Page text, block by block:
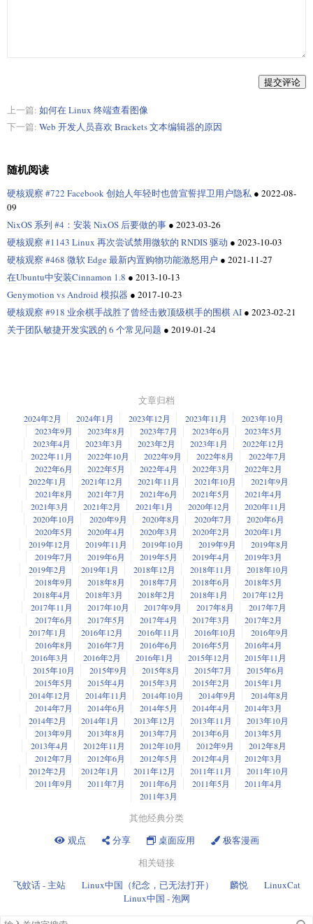
提交评论
上一篇: 如何在 Linux 终端查看图像
下一篇: Web 开发人员喜欢 Brackets 文本编辑器的原因
随机阅读
硬核观察 #722 Facebook 创始人年轻时也曾宣誓捍卫用户隐私 ● 2022-08-
09
NixOS 系列 #4：安装 NixOS 后要做的事 ● 2023-03-26
硬核观察 #1143 Linux 再次尝试禁用微软的 RNDIS 驱动 ● 2023-10-03
硬核观察 #468 微软 Edge 最新内置购物功能激怒用户 ● 2021-11-27
在Ubuntu中安装Cinnamon 1.8 ● 2013-10-13
Genymotion vs Android 模拟器 ● 2017-10-23
硬核观察 #918 业余棋手战胜了曾经击败顶级棋手的围棋 AI ● 2023-02-21
关于团队敏捷开发实践的 6 个常见问题 ● 2019-01-24
文章归档
2024年2月 2024年1月 2023年12月 2023年11月
2023年10月
2023年9月
2023年8月 2023年7月 2023年6月
2023年5月
2023年4月
2023年3月 2023年2月 2023年1月
2022年12月
2022年11月
2022年10月 2022年9月 2022年8月
2022年7月
2022年6月
2022年5月 2022年4月 2022年3月
2022年2月
2022年1月
2021年12月 2021年11月 2021年10月
2021年9月
2021年8月
2021年7月 2021年6月 2021年5月
2021年4月
2021年3月
2021年2月 2021年1月 2020年12月
2020年11月
2020年10月
2020年9月 2020年8月 2020年7月
2020年6月
2020年5月
2020年4月 2020年3月 2020年2月
2020年1月
2019年12月
2019年11月 2019年10月 2019年9月
2019年8月
2019年7月
2019年6月 2019年5月 2019年4月
2019年3月
2019年2月
2019年1月 2018年12月 2018年11月
2018年10月
2018年9月
2018年8月 2018年7月 2018年6月
2018年5月
2018年4月
2018年3月 2018年2月 2018年1月
2017年12月
2017年11月
2017年10月 2017年9月 2017年8月
2017年7月
2017年6月
2017年5月 2017年4月 2017年3月
2017年2月
2017年1月
2016年12月 2016年11月 2016年10月
2016年9月
2016年8月
2016年7月 2016年6月 2016年5月
2016年4月
2016年3月
2016年2月 2016年1月 2015年12月
2015年11月
2015年10月
2015年9月 2015年8月 2015年7月
2015年6月
2015年5月
2015年4月 2015年3月 2015年2月
2015年1月
2014年12月
2014年11月 2014年10月 2014年9月
2014年8月
2014年7月
2014年6月 2014年5月 2014年4月
2014年3月
2014年2月
2014年1月 2013年12月 2013年11月
2013年10月
2013年9月
2013年8月 2013年7月 2013年6月
2013年5月
2013年4月
2012年11月 2012年10月 2012年9月
2012年8月
2012年7月
2012年6月 2012年5月 2012年4月
2012年3月
2012年2月
2012年1月 2011年12月 2011年11月
2011年10月
2011年9月
2011年7月 2011年6月 2011年5月
2011年4月
2011年3月
其他经典分类
观点
分享 桌面应用
极客漫画
相关链接
飞蚊话 - 主站
Linux中国（纪念，已无法打开） 麟悦
LinuxCat
Linux中国 - 泡网
搜